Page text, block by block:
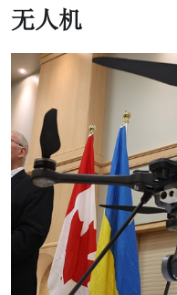
无人机